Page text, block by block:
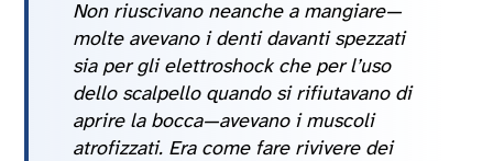
Non riuscivano neanche a mangiare—
molte avevano i denti davanti spezzati
sia per gli elettroshock che per l’uso
dello scalpello quando si rifiutavano di
aprire la bocca—avevano i muscoli
atrofizzati. Era come fare rivivere dei